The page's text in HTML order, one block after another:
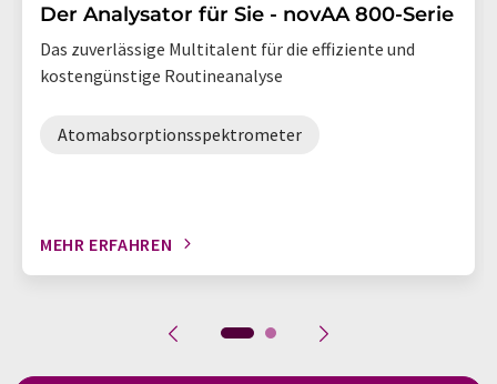
Der Analysator für Sie - novAA 800-Serie
Das zuverlässige Multitalent für die effiziente und
kostengünstige Routineanalyse
Atomabsorptionsspektrometer
MEHR ERFAHREN